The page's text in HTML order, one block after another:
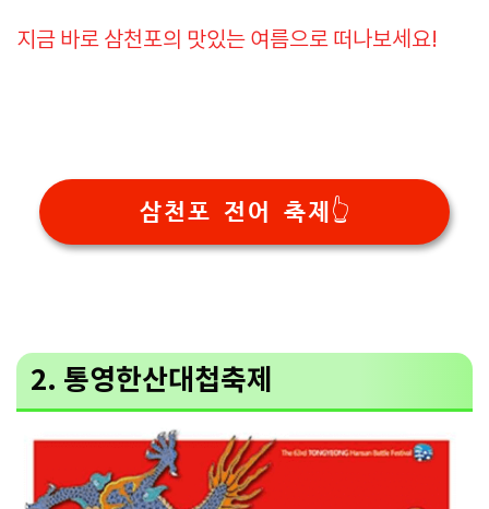
지금 바로 삼천포의 맛있는 여름으로 떠나보세요!
삼천포 전어 축제👆
2. 통영한산대첩축제